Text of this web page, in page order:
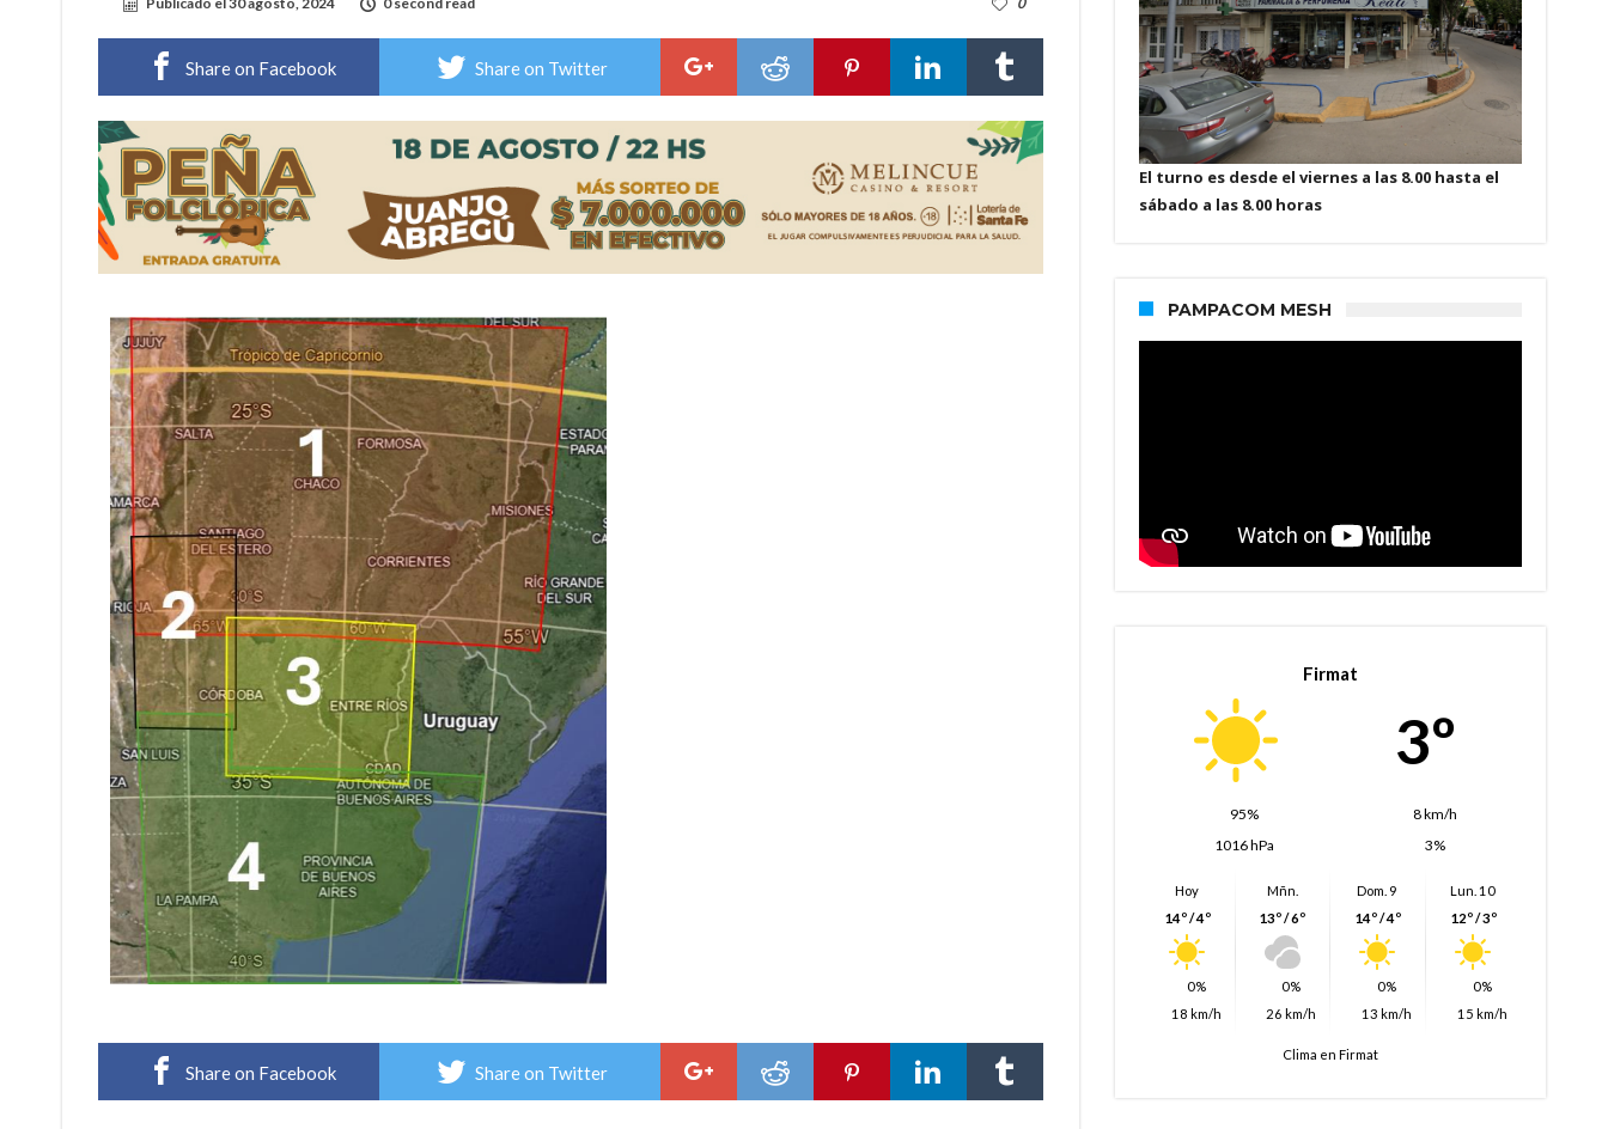
Villada: evalúan obras preventivas ante posibles lluvias intensas
Share on Facebook Share on Twitter
Share on Facebook Share on Twitter
El turno es desde el viernes a las 8.00 hasta el
sábado a las 8.00 horas
PAMPACOM MESH
Firmat
3º
95%
8 km/h
1016 hPa
3%
Hoy
14º / 4º
0%
18 km/h
Mñn.
13º / 6º
0%
26 km/h
Dom. 9
14º / 4º
0%
13 km/h
Lun. 10
12º / 3º
0%
15 km/h
Clima en Firmat